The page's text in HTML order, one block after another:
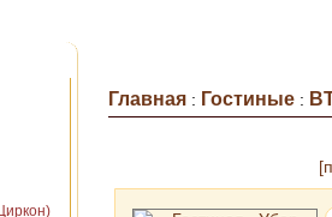
Главная : Гостиные :